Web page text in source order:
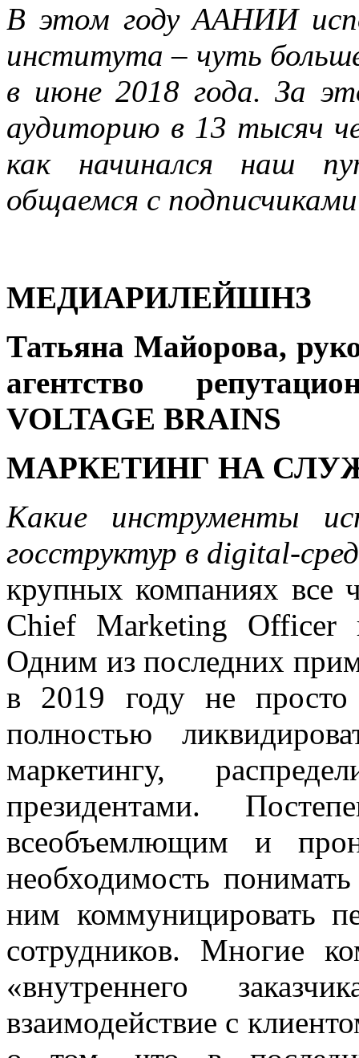
В этом году ААНИИ
института – чуть
в июне 2018 года. За
аудиторию в 13 тысяч
как начинался наш
общаемся с
МЕДИАРИЛЕЙШНЗ
Татьяна Майорова,
агентство
VOLTAGE BRAINS
МАРКЕТИНГ НА
Какие инструменты
госструктур в digital-
крупных компаниях все
Сhief Marketing Officer
Одним из последних
в 2019 году не просто
полностью
маркетингу,
президентами.
всеобъемлющим и
необходимость
ним коммуницировать
сотрудников. Многие
«внутреннего
взаимодействие с